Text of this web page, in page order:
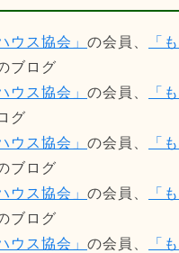
ウス協会」 の会員、
「
ブログ
ウス協会」 の会員、
「
グ
ウス協会」 の会員、
「
ブログ
ウス協会」 の会員、
「
ブログ
ウス協会」 の会員、
「